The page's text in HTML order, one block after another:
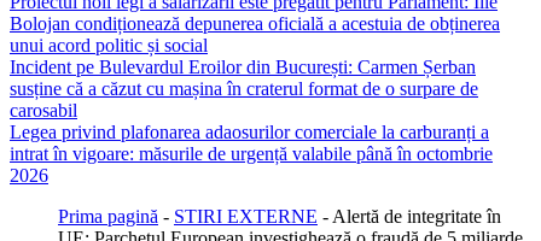
Bolojan condiționează depunerea oficială a acestuia de obținerea
unui acord politic și social
Incident pe Bulevardul Eroilor din București: Carmen Șerban
susține că a căzut cu mașina în craterul format de o surpare de
carosabil
Legea privind plafonarea adaosurilor comerciale la carburanți a
intrat în vigoare: măsurile de urgență valabile până în octombrie
2026
Prima pagină - STIRI EXTERNE - Alertă de integritate în